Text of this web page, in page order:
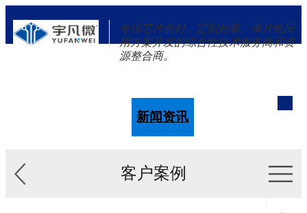
专注芯片合封、定制封装、单片机应
用方案开发的综合性技术服务商和资
源整合商。
新闻资讯
客户案例